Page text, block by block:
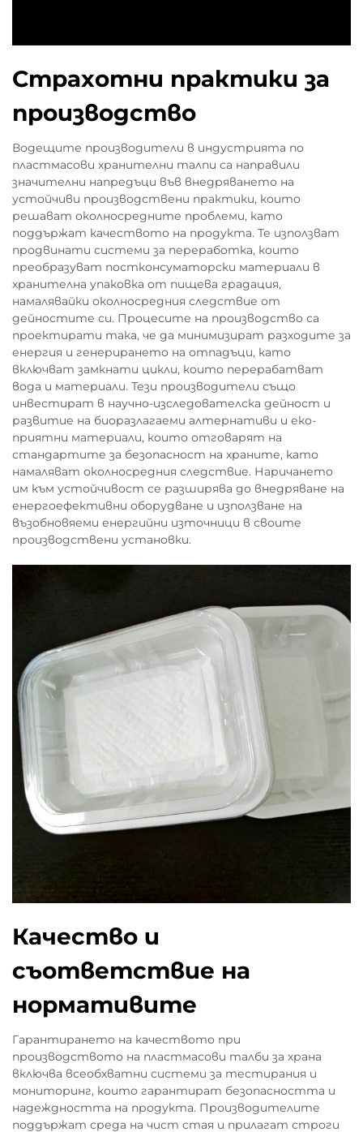
Страхотни практики за
производство
Водещите производители в индустрията по
пластмасови хранителни талпи са направили
значителни напредъци във внедряването на
устойчиви производствени практики, които
решават околносредните проблеми, като
поддържат качеството на продукта. Те използват
продвинати системи за переработка, които
преобразуват постконсуматорски материали в
хранителна упаковка от пищева градация,
намалявайки околносредния следствие от
дейностите си. Процесите на производство са
проектирати така, че да минимизират разходите за
енергия и генерирането на отпадъци, като
включват замкнати цикли, които перерабатват
вода и материали. Тези производители също
инвестират в научно-изследователска дейност и
развитие на биоразлагаеми алтернативи и еко-
приятни материали, които отговарят на
стандартите за безопасност на храните, като
намаляват околносредния следствие. Наричането
им към устойчивост се разширява до внедряване на
енергоефективни оборудване и използване на
възобновяеми енергийни източници в своите
производствени установки.
Качество и
съответствие на
нормативите
Гарантирането на качеството при
производството на пластмасови талби за храна
включва всеобхватни системи за тестирания и
мониторинг, които гарантират безопасността и
надеждността на продукта. Производителите
поддържат среда на чист стая и прилагат строги